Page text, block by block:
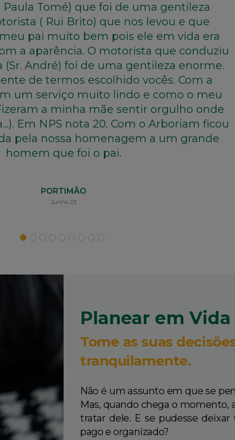
Tomé) que foi de uma gentileza
( Rui Brito) que nos levou e que
pai muito bem pois ele em vida era
a aparência. O motorista que conduziu
(Sr. André) foi de uma gentileza enorme.
de termos escolhido vocês. Com a
um serviço muito lindo e como o meu
a minha mãe sentir orgulho onde
Em NPS nota 20. Com o Arboriam ficou
pela nossa homenagem a um grande
homem que foi o pai.
PORTIMÃO
Junho 23
Planear em Vida
Tome as suas
tranquilamente.
Não é um assunto em que se
Mas, quando chega o momento,
tratar dele. E se pudesse deixar
pago e organizado?